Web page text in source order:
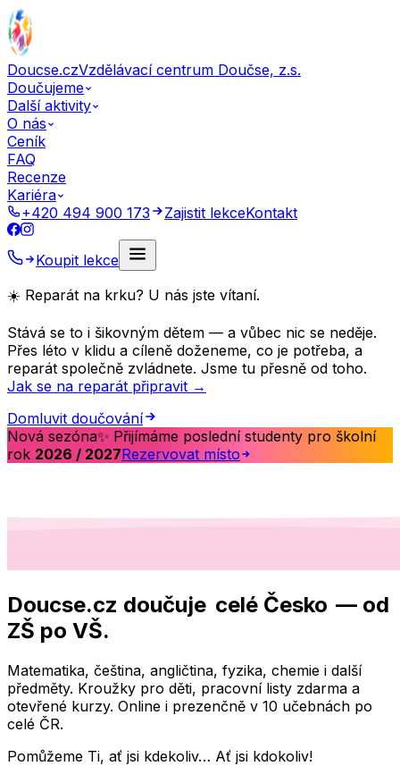
Doucse.czVzdělávací centrum Doučse, z.s.
Doučujeme
Další aktivity
O nás
Ceník
FAQ
Recenze
Kariéra
+420 494 900 173
Zajistit lekceKontakt
Koupit lekce
☀️ Reparát na krku? U nás jste vítaní.
Stává se to i šikovným dětem — a vůbec nic se neděje.
Přes léto v klidu a cíleně doženeme, co je potřeba, a
reparát společně zvládnete. Jsme tu přesně od toho.
Jak se na reparát připravit →
Domluvit doučování
Nová sezóna✨ Přijímáme poslední studenty pro školní
rok 2026 / 2027Rezervovat místo
Doucse.cz doučuje celé Česko — od
ZŠ po VŠ.
Matematika, čeština, angličtina, fyzika, chemie i další
předměty. Kroužky pro děti, pracovní listy zdarma a
otevřené kurzy. Online i prezenčně v 10 učebnách po
celé ČR.
Pomůžeme Ti, ať jsi kdekoliv… Ať jsi kdokoliv!